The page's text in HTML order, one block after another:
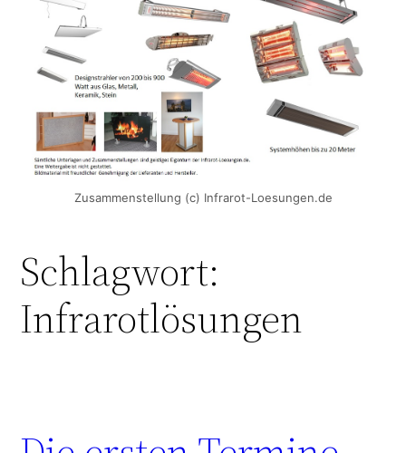
Zusammenstellung (c) Infrarot-Loesungen.de
Schlagwort:
Infrarotlösungen